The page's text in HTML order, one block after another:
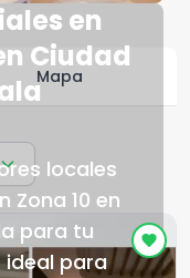
en
Ciudad
locales
Zona 10 en
para tu
para
Mapa